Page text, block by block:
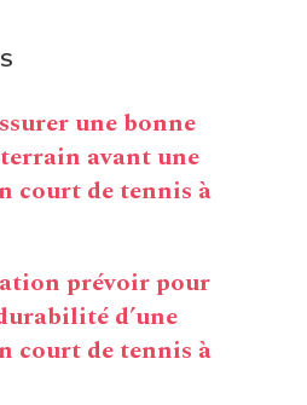
une bonne
avant une
court de tennis à
prévoir pour
d’une
court de tennis à